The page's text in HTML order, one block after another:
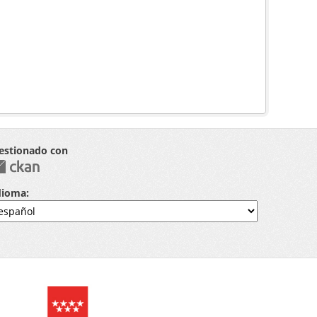
con